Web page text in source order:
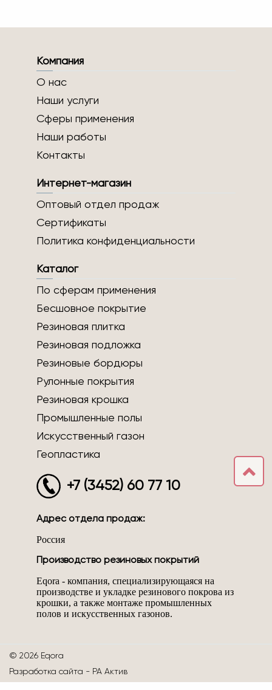
Компания
О нас
Наши услуги
Сферы применения
Наши работы
Контакты
Интернет-магазин
Оптовый отдел продаж
Сертификаты
Политика конфиденциальности
Каталог
По сферам применения
Бесшовное покрытие
Резиновая плитка
Резиновая подложка
Резиновые бордюры
Рулонные покрытия
Резиновая крошка
Промышленные полы
Искусственный газон
Геопластика
+7 (3452) 60 77 10
Адрес отдела продаж:
Россия
Производство резиновых покрытий
Eqora - компания, специализирующаяся на
производстве и укладке резинового покрова из
крошки, а также монтаже промышленных
полов и искусственных газонов.
© 2026 Eqora
Разработка сайта - РА Актив